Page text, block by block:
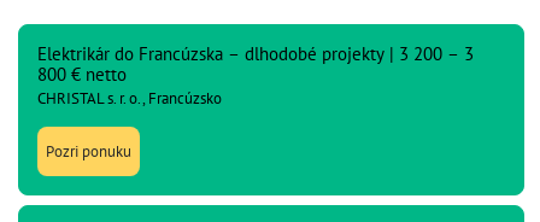
Elektrikár do Francúzska – dlhodobé projekty | 3 200 – 3
800 € netto
CHRISTAL s. r. o., Francúzsko
Pozri ponuku